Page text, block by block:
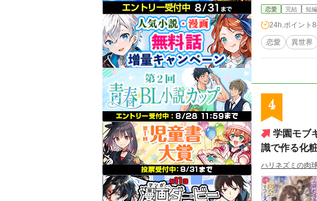
た。 アレクシス
のことをやけに
恋愛 完結 短編
24h.ポイント
恋愛 異世界
4
学園モブ
識で作る化
ハリネズミの肉